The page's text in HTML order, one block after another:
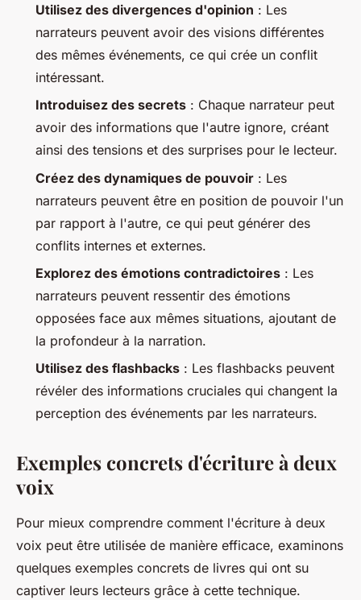
Utilisez des divergences d'opinion : Les
narrateurs peuvent avoir des visions différentes
des mêmes événements, ce qui crée un conflit
intéressant.
Introduisez des secrets : Chaque narrateur peut
avoir des informations que l'autre ignore, créant
ainsi des tensions et des surprises pour le lecteur.
Créez des dynamiques de pouvoir : Les
narrateurs peuvent être en position de pouvoir l'un
par rapport à l'autre, ce qui peut générer des
conflits internes et externes.
Explorez des émotions contradictoires : Les
narrateurs peuvent ressentir des émotions
opposées face aux mêmes situations, ajoutant de
la profondeur à la narration.
Utilisez des flashbacks : Les flashbacks peuvent
révéler des informations cruciales qui changent la
perception des événements par les narrateurs.
Exemples concrets d'écriture à deux
voix
Pour mieux comprendre comment l'écriture à deux
voix peut être utilisée de manière efficace, examinons
quelques exemples concrets de livres qui ont su
captiver leurs lecteurs grâce à cette technique.